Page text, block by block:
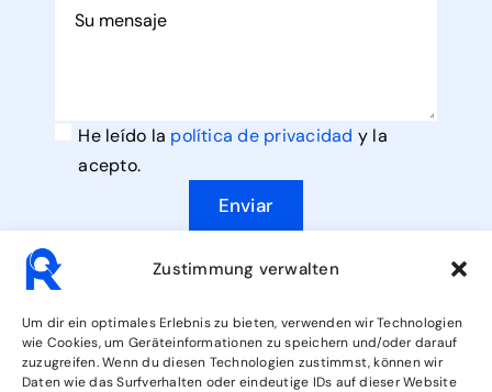
Zustimmung verwalten
Um dir ein optimales Erlebnis zu bieten, verwenden wir Technologien
wie Cookies, um Geräteinformationen zu speichern und/oder darauf
zuzugreifen. Wenn du diesen Technologien zustimmst, können wir
Daten wie das Surfverhalten oder eindeutige IDs auf dieser Website
He leído la política de privacidad y la
acepto.
Enviar